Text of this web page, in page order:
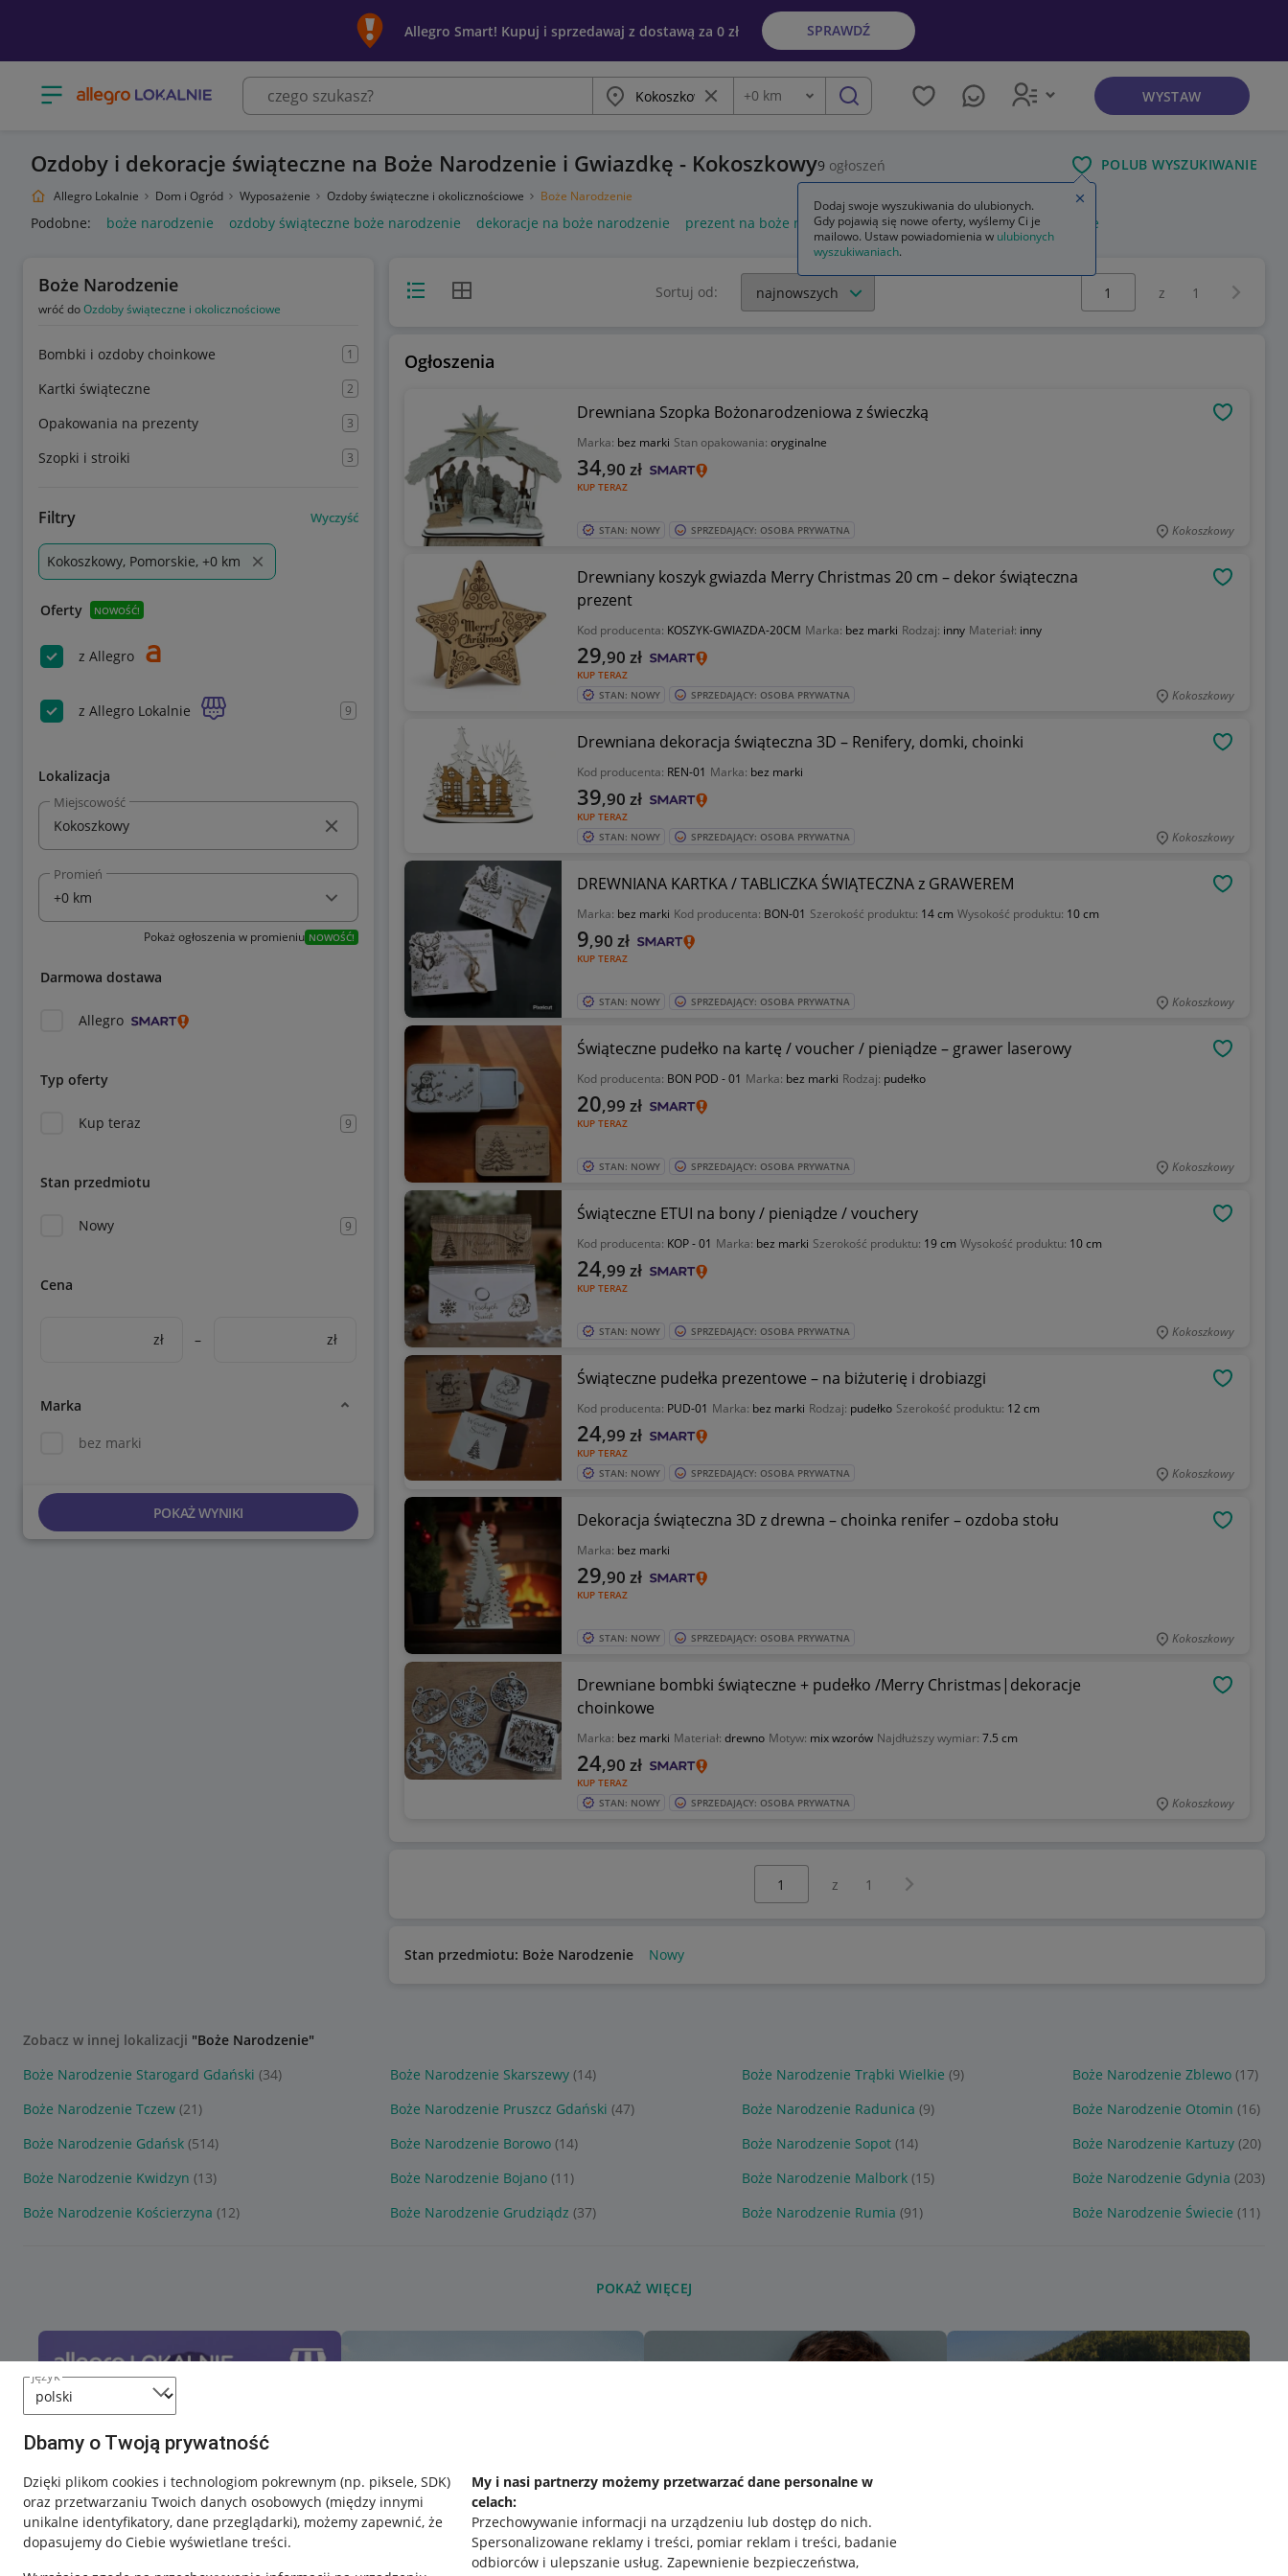
język
Dbamy o Twoją prywatność
Dzięki plikom cookies i technologiom pokrewnym (np. piksele, SDK)
oraz przetwarzaniu Twoich danych osobowych (między innymi
unikalne identyfikatory, dane przeglądarki), możemy zapewnić, że
dopasujemy do Ciebie wyświetlane treści.
My i nasi partnerzy możemy przetwarzać dane personalne w
celach:
Przechowywanie informacji na urządzeniu lub dostęp do nich.
Spersonalizowane reklamy i treści, pomiar reklam i treści, badanie
odbiorców i ulepszanie usług. Zapewnienie bezpieczeństwa,
Allegro Smart! Kupuj i sprzedawaj z dostawą za 0 zł SPRAWDŹ
Otwórz menu z kategoriami Miasto Wyczyść frazę
Odległość
+0 km szukaj WYSTAW
Ozdoby i dekoracje świąteczne na Boże Narodzenie i Gwiazdkę - Kokoszkowy9 ogłoszeń POLUB WYSZUKIWANIE
Allegro Lokalnie Dom i Ogród Wyposażenie Ozdoby świąteczne i okolicznościowe Boże Narodzenie
Podobne: boże narodzenie ozdoby świąteczne boże narodzenie dekoracje na boże narodzenie prezent na boże narodzenie stroiki na stół na boże narodzenie
Boże Narodzenie
wróć doOzdoby świąteczne i okolicznościowe
Bombki i ozdoby choinkowe 1
Kartki świąteczne 2
Opakowania na prezenty 3
Szopki i stroiki 3
Filtry Wyczyść
Kokoszkowy, Pomorskie, +0 km
Oferty NOWOŚĆ!
z Allegro
z Allegro Lokalnie 9
Lokalizacja
Miejscowość
Promień
Pokaż ogłoszenia w promieniu NOWOŚĆ!
Darmowa dostawa
Allegro
Typ oferty
Kup teraz 9
Stan przedmiotu
Nowy 9
Cena
zł – zł
Marka
bez marki
POKAŻ WYNIKI
Widok listyWidok siatki Sortuj od:
Wybierz stronę:
z 1
Ogłoszenia
Drewniana Szopka Bożonarodzeniowa z świeczką
Marka: bez marki Stan opakowania: oryginalne
KUP TERAZ
34,90 zł
STAN: NOWY SPRZEDAJĄCY: OSOBA PRYWATNA Kokoszkowy
Drewniany koszyk gwiazda Merry Christmas 20 cm – dekor świąteczna
prezent
Kod producenta: KOSZYK-GWIAZDA-20CM Marka: bez marki Rodzaj: inny Materiał: inny
KUP TERAZ
29,90 zł
STAN: NOWY SPRZEDAJĄCY: OSOBA PRYWATNA Kokoszkowy
Drewniana dekoracja świąteczna 3D – Renifery, domki, choinki
Kod producenta: REN-01 Marka: bez marki
KUP TERAZ
39,90 zł
STAN: NOWY SPRZEDAJĄCY: OSOBA PRYWATNA Kokoszkowy
DREWNIANA KARTKA / TABLICZKA ŚWIĄTECZNA z GRAWEREM
Marka: bez marki Kod producenta: BON-01 Szerokość produktu: 14 cm Wysokość produktu: 10 cm
KUP TERAZ
9,90 zł
STAN: NOWY SPRZEDAJĄCY: OSOBA PRYWATNA Kokoszkowy
Świąteczne pudełko na kartę / voucher / pieniądze – grawer laserowy
Kod producenta: BON POD - 01 Marka: bez marki Rodzaj: pudełko
KUP TERAZ
20,99 zł
STAN: NOWY SPRZEDAJĄCY: OSOBA PRYWATNA Kokoszkowy
Świąteczne ETUI na bony / pieniądze / vouchery
Kod producenta: KOP - 01 Marka: bez marki Szerokość produktu: 19 cm Wysokość produktu: 10 cm
KUP TERAZ
24,99 zł
STAN: NOWY SPRZEDAJĄCY: OSOBA PRYWATNA Kokoszkowy
Świąteczne pudełka prezentowe – na biżuterię i drobiazgi
Kod producenta: PUD-01 Marka: bez marki Rodzaj: pudełko Szerokość produktu: 12 cm
KUP TERAZ
24,99 zł
STAN: NOWY SPRZEDAJĄCY: OSOBA PRYWATNA Kokoszkowy
Dekoracja świąteczna 3D z drewna – choinka renifer – ozdoba stołu
Marka: bez marki
KUP TERAZ
29,90 zł
STAN: NOWY SPRZEDAJĄCY: OSOBA PRYWATNA Kokoszkowy
Drewniane bombki świąteczne + pudełko /Merry Christmas|dekoracje
choinkowe
Marka: bez marki Materiał: drewno Motyw: mix wzorów Najdłuższy wymiar: 7.5 cm
KUP TERAZ
24,90 zł
STAN: NOWY SPRZEDAJĄCY: OSOBA PRYWATNA Kokoszkowy
z 1 Następna strona
Stan przedmiotu: Boże Narodzenie Nowy
Zobacz w innej lokalizacji "Boże Narodzenie"
Boże Narodzenie Starogard Gdański (34) Boże Narodzenie Skarszewy (14) Boże Narodzenie Trąbki Wielkie (9) Boże Narodzenie Zblewo (17)
Boże Narodzenie Tczew (21) Boże Narodzenie Pruszcz Gdański (47) Boże Narodzenie Radunica (9) Boże Narodzenie Otomin (16)
Boże Narodzenie Gdańsk (514) Boże Narodzenie Borowo (14) Boże Narodzenie Sopot (14) Boże Narodzenie Kartuzy (20)
Boże Narodzenie Kwidzyn (13) Boże Narodzenie Bojano (11) Boże Narodzenie Malbork (15) Boże Narodzenie Gdynia (203)
Boże Narodzenie Kościerzyna (12) Boże Narodzenie Grudziądz (37) Boże Narodzenie Rumia (91) Boże Narodzenie Świecie (11)
POKAŻ WIĘCEJ
Dodaj swoje wyszukiwania do ulubionych.
Gdy pojawią się nowe oferty, wyślemy Ci je
mailowo. Ustaw powiadomienia w ulubionych
wyszukiwaniach.
Zamknij wskazówkę